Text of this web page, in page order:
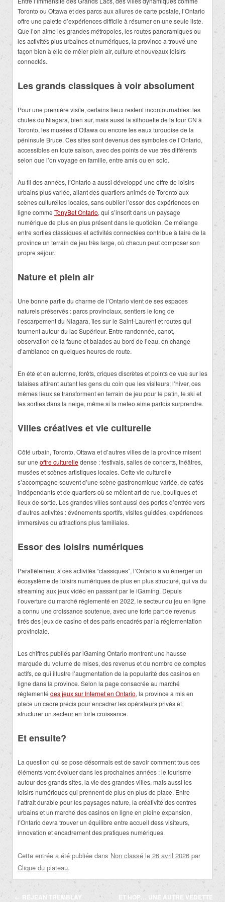
Toronto ou Ottawa et des parcs aux allures de carte postale, l’Ontario
offre une palette d’expériences difficile à résumer en une seule liste.
Que l’on aime les grandes métropoles, les routes panoramiques ou
les activités plus urbaines et numériques, la province a trouvé une
façon bien à elle de mêler plein air, culture et nouveaux loisirs
connectés.
Les grands classiques à voir absolument
Pour une première visite, certains lieux restent incontournables: les
chutes du Niagara, bien sûr, mais aussi la silhouette de la tour CN à
Toronto, les musées d’Ottawa ou encore les eaux turquoise de la
péninsule Bruce. Ces sites sont devenus des symboles de l’Ontario,
accessibles en toute saison, avec des points de vue très différents
selon que l’on voyage en famille, entre amis ou en solo.
Au fil des années, l’Ontario a aussi développé une offre de loisirs
urbains plus variée, allant des quartiers animés de Toronto aux
scènes culturelles locales, sans oublier l’essor des expériences en
ligne comme TonyBet Ontario, qui s’inscrit dans un paysage
numérique de plus en plus présent dans le quotidien. Ce mélange
entre sorties classiques et activités connectées contribue à faire de la
province un terrain de jeu très large, où chacun peut composer son
propre séjour.
Nature et plein air
Une bonne partie du charme de l’Ontario vient de ses espaces
naturels préservés : parcs provinciaux, sentiers le long de
l’escarpement du Niagara, îles sur le Saint-Laurent et routes qui
tournent autour du lac Supérieur. Entre randonnée, canot,
observation de la faune et balades au bord de l’eau, on change
d’ambiance en quelques heures de route.
En été et en automne, forêts, criques discrètes et points de vue sur les
falaises attirent autant les gens du coin que les visiteurs; l’hiver, ces
mêmes lieux se transforment en terrain de jeu pour le patin, le ski et
les sorties dans la neige, même si la meteo aime parfois surprendre.
Villes créatives et vie culturelle
Côté urbain, Toronto, Ottawa et d’autres villes de la province misent
sur une offre culturelledense : festivals, salles de concerts, théâtres,
musées et scènes artistiques locales. Cette vie culturelle
s’accompagne souvent d’une scène gastronomique variée, de cafés
indépendants et de quartiers où se mêlent art de rue, boutiques et
lieux de sortie. Les grandes villes sont aussi des portes d’entrée vers
d’autres activités : événements sportifs, visites guidées, expériences
immersives ou attractions plus familiales.
Essor des loisirs numériques
Parallèlement à ces activités “classiques”, l’Ontario a vu émerger un
écosystème de loisirs numériques de plus en plus structuré, qui va du
streaming aux jeux vidéo en passant par le iGaming. Depuis
l’ouverture du marché réglementé en 2022, le secteur du jeu en ligne
a connu une croissance soutenue, avec une forte part de revenus
tirés des jeux de casino et des paris encadrés par la réglementation
provinciale.
Les chiffres publiés par iGaming Ontario montrent une hausse
marquée du volume de mises, des revenus et du nombre de comptes
actifs, ce qui illustre l’augmentation de la popularité des casinos en
ligne dans la province. Selon la page consacrée au marché
réglementé des jeux sur Internet en Ontario, la province a mis en
place un cadre précis pour encadrer les opérateurs privés et
structurer un secteur en forte croissance.
Et ensuite?
La question qui se pose désormais est de savoir comment tous ces
éléments vont évoluer dans les prochaines années : le tourisme
autour des grands sites, la vie des grandes villes, mais aussi les
loisirs numériques qui prennent de plus en plus de place. Entre
l’attrait durable pour les paysages nature, la créativité des centres
urbains et un marché des casinos en ligne en pleine expansion,
l’Ontario devra trouver un équilibre entre accueil dess visiteurs,
innovation et encadrement des pratiques numériques.
Cette entrée a été publiée dans Non classé le 26 avril 2026 par
Clique du plateau.
Navigation
←
RÉJEAN TREMBLAY
ET HOP… UNE AUTRE VEDETTE